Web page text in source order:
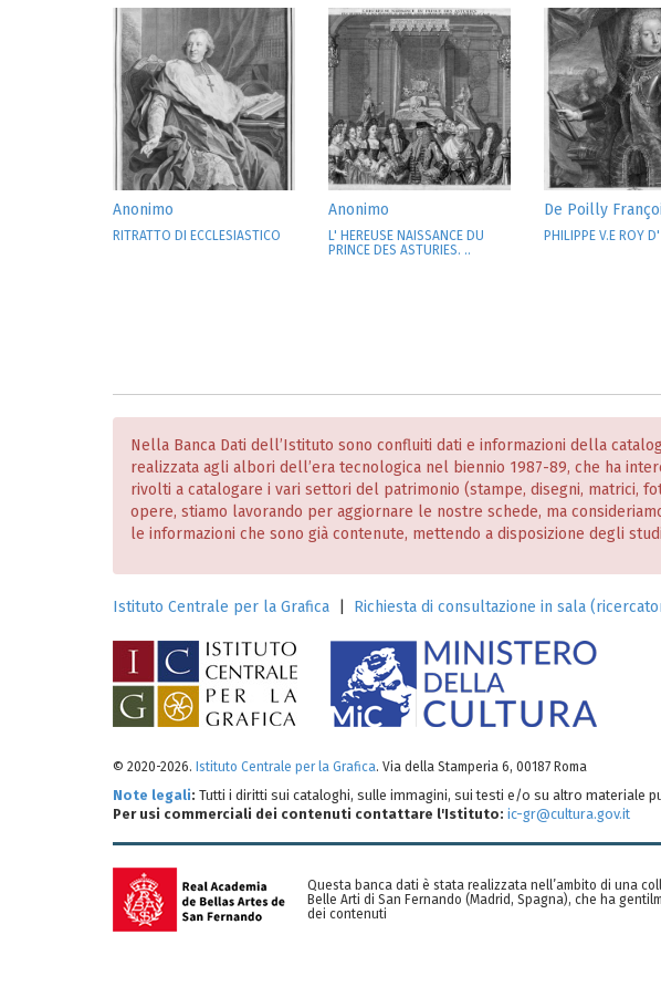
Anonimo
RITRATTO DI ECCLESIASTICO
Anonimo
L' HEREUSE NAISSANCE DU
PRINCE DES ASTURIES. ..
De Poilly
PHILIPPE V.E ROY
Nella Banca Dati dell’Istituto sono confluiti dati e informazioni della
realizzata agli albori dell’era tecnologica nel biennio 1987-89, che ha
rivolti a catalogare i vari settori del patrimonio (stampe, disegni, matrici,
opere, stiamo lavorando per aggiornare le nostre schede, ma
le informazioni che sono già contenute, mettendo a disposizione degli
Istituto Centrale per la Grafica Richiesta di consultazione in sala
© 2020-2026. Istituto Centrale per la Grafica. Via della Stamperia 6, 00187 Roma
Note legali: Tutti i diritti sui cataloghi, sulle immagini, sui testi e/o su altro materiale
Per usi commerciali dei contenuti contattare l'Istituto: ic-gr@cultura.gov.it
Questa banca dati è stata realizzata nell’ambito di una
Belle Arti di San Fernando (Madrid, Spagna), che ha
dei contenuti